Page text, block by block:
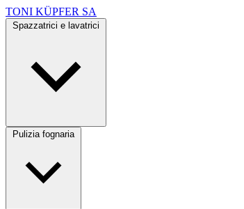
TONI KÜPFER SA
Pulizia fognaria